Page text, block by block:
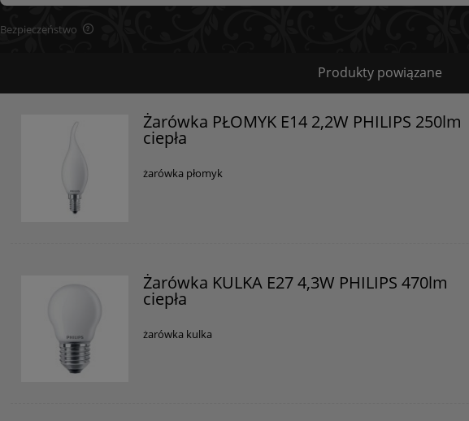
Bezpieczeństwo
Certyfikaty i ostrzeżenie bezpieczeństwa
Posiada oznaczenie CE (zgodność z normami UE).
Producent
Produkty powiązane
Żarówka PŁOMYK E14 2,2W PHILIPS 250lm
ciepła
żarówka płomyk
Żarówka KULKA E27 4,3W PHILIPS 470lm
ciepła
żarówka kulka